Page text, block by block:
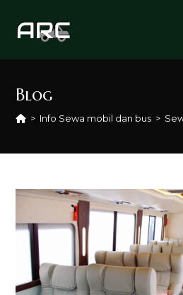
Blog
> Info Sewa mobil dan bus >